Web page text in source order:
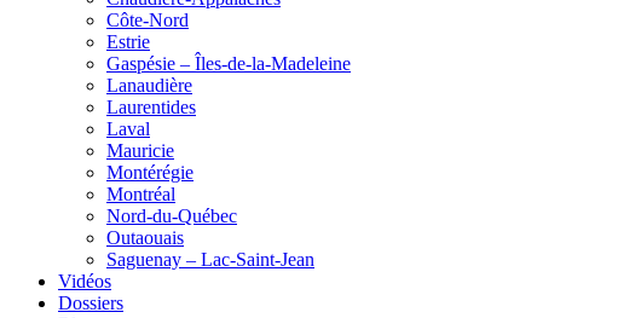
Côte-Nord
Estrie
Gaspésie – Îles-de-la-Madeleine
Lanaudière
Laurentides
Laval
Mauricie
Montérégie
Montréal
Nord-du-Québec
Outaouais
Saguenay – Lac-Saint-Jean
Vidéos
Dossiers